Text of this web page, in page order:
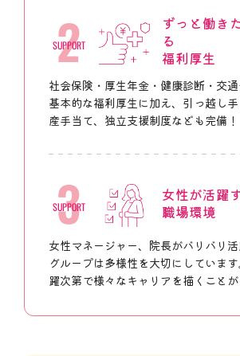
2
SUPPORT
ずっと働き
る
福利厚生
社会保険・厚生年金・健康診断・交
基本的な福利厚生に加え、引っ越し
産手当て、独立支援制度なども完備！
3
SUPPORT
女性が活躍
職場環境
女性マネージャー、院長がバリバリ
グループは多様性を大切にしていま
躍次第で様々なキャリアを描くことが